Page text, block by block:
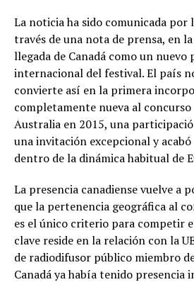
La noticia ha sido comunicada por
través de una nota de prensa, en
llegada de Canadá como un nuevo
internacional del festival. El país
convierte así en la primera
completamente nueva al concurso
Australia en 2015, una
una invitación excepcional y
dentro de la dinámica habitual de
La presencia canadiense vuelve a
que la pertenencia geográfica al
es el único criterio para competir
clave reside en la relación con la
de radiodifusor público miembro
Canadá ya había tenido presencia